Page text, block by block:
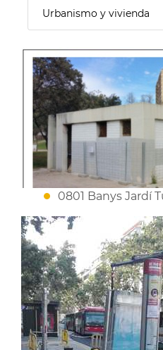
Urbanismo y vivienda
0801 Banys Jardí